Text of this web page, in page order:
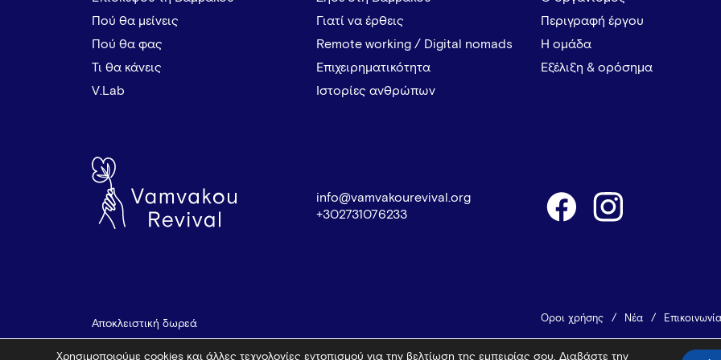
Πού θα μείνεις
Πού θα φας
Τι θα κάνεις
V.Lab
Γιατί να έρθεις
Remote working / Digital nomads
Επιχειρηματικότητα
Ιστορίες ανθρώπων
Περιγραφή έργου
Η ομάδα
Εξέλιξη & ορόσημα
info@vamvakourevival.org
+302731076233
Αποκλειστική δωρεά Όροι χρήσης Νέα Επικοινωνία
Χρησιμοποιούμε cookies και άλλες τεχνολογίες εντοπισμού για την βελτίωση της εμπειρίας σου. Διαβάστε την